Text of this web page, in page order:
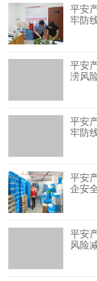
平安
牢防
平安
涝风
平安
牢防
平安
企安
平安
风险